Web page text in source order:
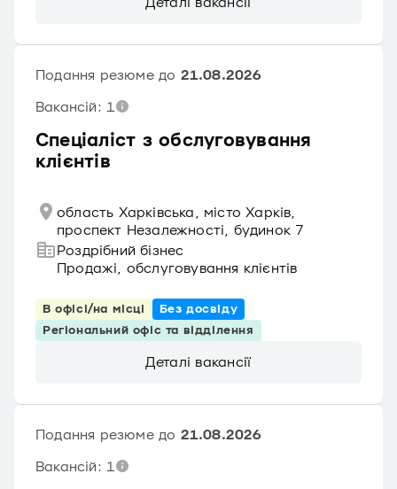
Спеціаліст з обслуговування
клієнтів
Подання резюме до 21.08.2026
Вакансій: 1
область Харківська, місто Харків,
проспект Незалежності, будинок 7
Роздрібний бізнес
Продажі, обслуговування клієнтів
В офісі/на місці
Без досвіду
Регіональний офіс та відділення
Деталі вакансії
Подання резюме до 21.08.2026
Вакансій: 1